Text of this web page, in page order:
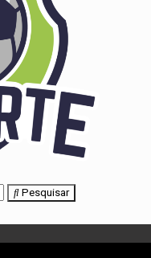
Pesquisar